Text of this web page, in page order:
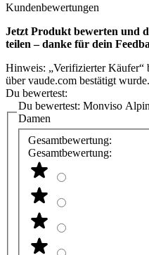
Kundenbewertungen
Jetzt Produkt bewerten und
teilen – danke für dein
Hinweis: „Verifizierter Käufer“
über vaude.com bestätigt wurde.
Du bewertest:
Du bewertest: Monviso
Damen
Gesamtbewertung:
Gesamtbewertung: